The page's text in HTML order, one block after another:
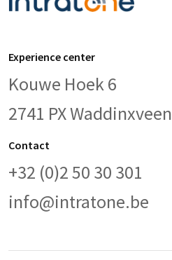
Experience center
Kouwe Hoek 6
2741 PX Waddinxveen
Contact
+32 (0)2 50 30 301
info@intratone.be